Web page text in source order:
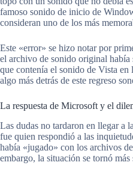
famoso sonido de inicio de
consideran uno de los más
Este «error» se hizo notar por
el archivo de sonido original
que contenía el sonido de Vista en
algo más detrás de este regreso
La respuesta de Microsoft y el
Las dudas no tardaron en llegar a
fue quien respondió a las
había «jugado» con los archivos
embargo, la situación se tornó